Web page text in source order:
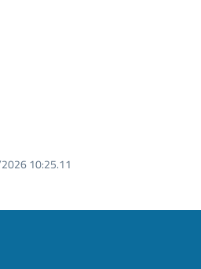
10:25.11